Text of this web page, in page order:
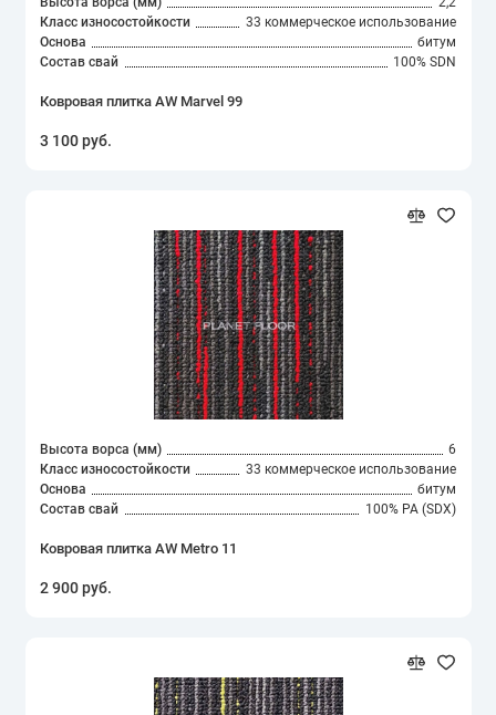
Класс износостойкости
33 коммерческое использование
Основа
битум
Состав свай
100% SDN
Ковровая плитка AW Marvel 99
3 100 руб.
Высота ворса (мм)
6
Класс износостойкости
33 коммерческое использование
Основа
битум
Состав свай
100% PA (SDX)
Ковровая плитка AW Metro 11
2 900 руб.